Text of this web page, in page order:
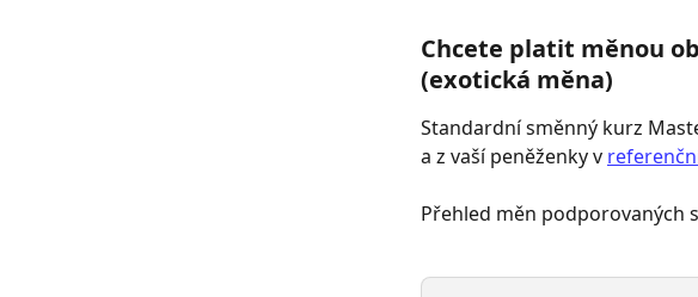
Chcete platit měnou
(exotická měna)
Standardní směnný kurz
a z vaší peněženky v
Přehled měn podporovaných